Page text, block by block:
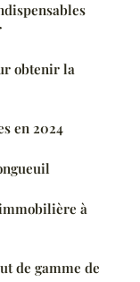
obtenir la
en 2024
à
de gamme de